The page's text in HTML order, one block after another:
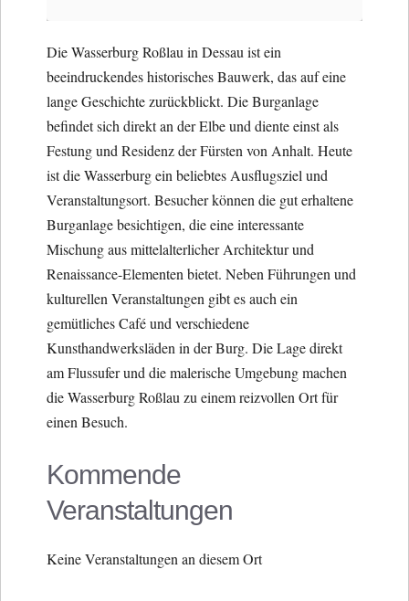
Die Wasserburg Roßlau in Dessau ist ein
beeindruckendes historisches Bauwerk, das auf eine
lange Geschichte zurückblickt. Die Burganlage
befindet sich direkt an der Elbe und diente einst als
Festung und Residenz der Fürsten von Anhalt. Heute
ist die Wasserburg ein beliebtes Ausflugsziel und
Veranstaltungsort. Besucher können die gut erhaltene
Burganlage besichtigen, die eine interessante
Mischung aus mittelalterlicher Architektur und
Renaissance-Elementen bietet. Neben Führungen und
kulturellen Veranstaltungen gibt es auch ein
gemütliches Café und verschiedene
Kunsthandwerksläden in der Burg. Die Lage direkt
am Flussufer und die malerische Umgebung machen
die Wasserburg Roßlau zu einem reizvollen Ort für
einen Besuch.
Kommende
Veranstaltungen
Keine Veranstaltungen an diesem Ort